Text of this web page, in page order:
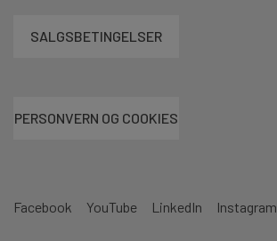
Facebook YouTube LinkedIn Instagram
SALGSBETINGELSER
PERSONVERN OG COOKIES